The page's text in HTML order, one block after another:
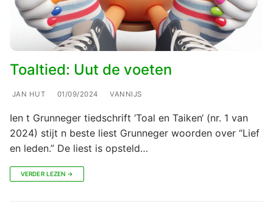
Toaltied: Uut de voeten
JAN HUT 01/09/2024 VANNIJS
Ien t Grunneger tiedschrift ‘Toal en Taiken‘ (nr. 1 van
2024) stijt n beste liest Grunneger woorden over “Lief
en leden.” De liest is opsteld…
VERDER LEZEN →